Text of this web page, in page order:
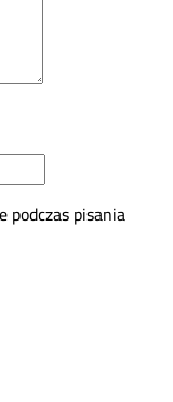
podczas pisania